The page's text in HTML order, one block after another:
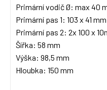
Primární vodič Ø: max 40
Primární pas 1: 103 x 41 mm
Primární pas 2: 2x 100 x
Šířka: 58 mm
Výška: 98,5 mm
Hloubka: 150 mm